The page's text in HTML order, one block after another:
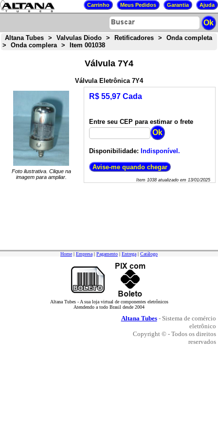
Altana Tubes > Valvulas Diodo > Retificadores >
Onda completa
>
Onda complera > Item 001038
Válvula 7Y4
Válvula Eletrônica 7Y4
Foto ilustrativa. Clique na
imagem para ampliar.
R$ 55,97 Cada
Entre seu CEP para estimar o frete
Disponibilidade: Indisponível.
Item 1038atualizado em 13/01/2025
Home | Empresa | Pagamento | Entrega | Catálogo
Altana Tubes - A sua loja virtual de componentes eletrônicos
Atendendo a todo Brasil desde 2004
Altana Tubes- Sistema de comércio
eletrônico
Copyright © - Todos os direitos
reservados